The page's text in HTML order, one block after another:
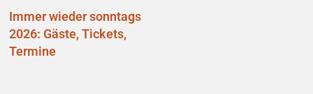
Immer wieder sonntags
2026: Gäste, Tickets,
Termine